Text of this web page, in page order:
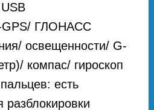
GPS/ ГЛОНАСС
освещенности/ G-
компас/ гироскоп
есть
разблокировки